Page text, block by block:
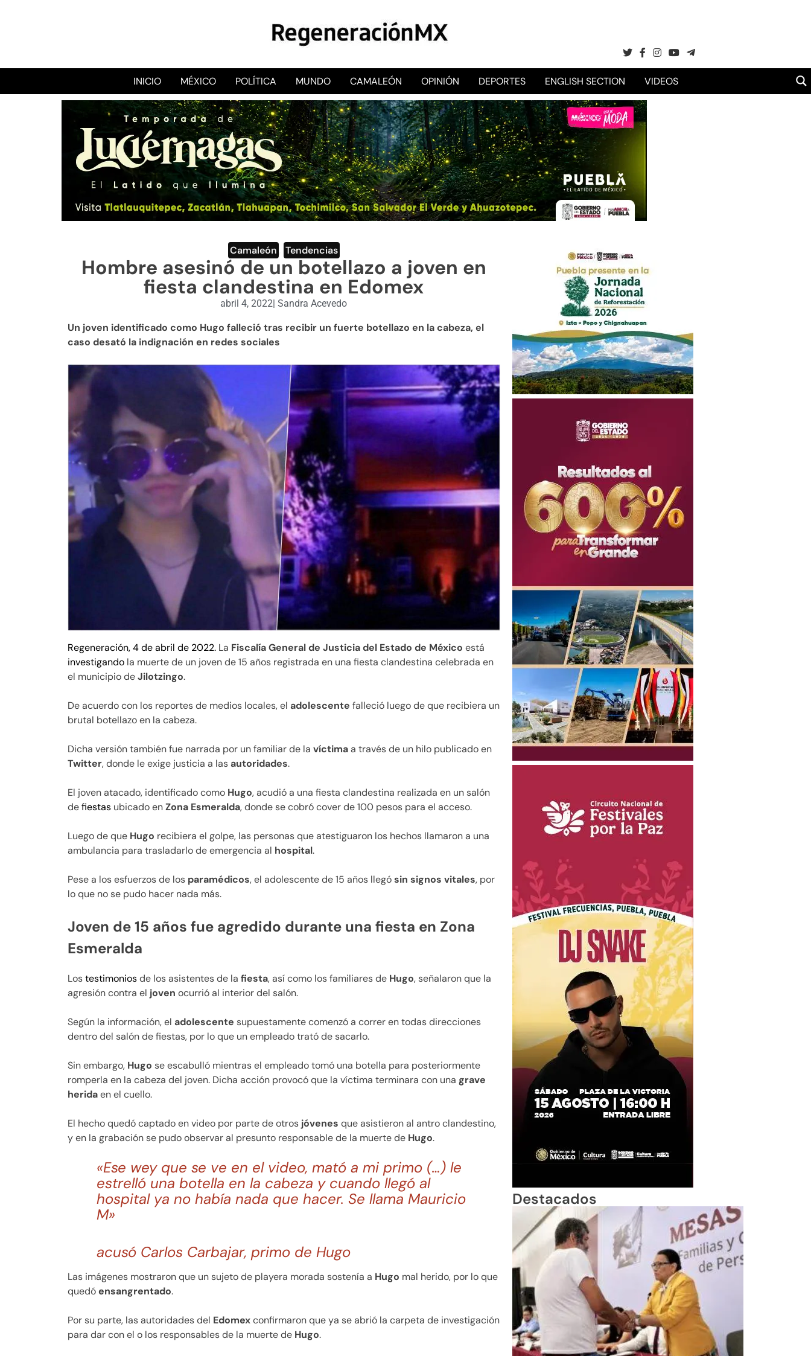
RegeneraciónMX
Sitio de noticias libre e independiente
INICIO MÉXICO POLÍTICA MUNDO CAMALEÓN OPINIÓN DEPORTES ENGLISH SECTION VIDEOS
Camaleón Tendencias
Hombre asesinó de un botellazo a joven en
fiesta clandestina en Edomex
abril 4, 2022 Sandra Acevedo
Un joven identificado como Hugo falleció tras recibir un fuerte botellazo en la cabeza, el
caso desató la indignación en redes sociales
Regeneración, 4 de abril de 2022. La Fiscalía General de Justicia del Estado de México está
investigando la muerte de un joven de 15 años registrada en una fiesta clandestina celebrada en
el municipio deJilotzingo.
De acuerdo con los reportes de medios locales, el adolescente falleció luego de que recibiera un
brutal botellazo en la cabeza.
Dicha versión también fue narrada por un familiar de la víctimaa través de un hilo publicado en
Twitter, donde le exige justicia a lasautoridades.
El joven atacado, identificado como Hugo, acudió a una fiesta clandestina realizada en un salón
defiestas ubicado enZona Esmeralda, donde se cobró cover de 100 pesos para el acceso.
Luego de que Hugo recibiera el golpe, las personas que atestiguaron los hechos llamaron a una
ambulancia para trasladarlo de emergencia al hospital.
Pese a los esfuerzos de los paramédicos, el adolescente de 15 años llegósin signos vitales, por
lo que no se pudo hacer nada más.
Joven de 15 años fue agredido durante una fiesta en Zona
Esmeralda
Lostestimoniosde los asistentes de la fiesta, así como los familiares de Hugo, señalaron que la
agresión contra el joven ocurrió al interior del salón.
Según la información, el adolescente supuestamente comenzó a correr en todas direcciones
dentro del salón de fiestas, por lo que un empleado trató de sacarlo.
Sin embargo, Hugo se escabulló mientras el empleado tomó una botella para posteriormente
romperla en la cabeza del joven. Dicha acción provocó que la víctima terminara con una grave
heridaen el cuello.
El hecho quedó captado en video por parte de otros jóvenes que asistieron al antro clandestino,
y en la grabación se pudo observar al presunto responsable de la muerte de Hugo.
«Ese wey que se ve en el video, mató a mi primo (…) le
estrelló una botella en la cabeza y cuando llegó al
hospital ya no había nada que hacer. Se llama Mauricio
M»
acusó Carlos Carbajar, primo de Hugo
Las imágenes mostraron que un sujeto de playera morada sostenía a Hugo mal herido, por lo que
quedóensangrentado.
Por su parte, las autoridades del Edomexconfirmaron que ya se abrió la carpeta de investigación
para dar con el o los responsables de la muerte de Hugo.
Destacados